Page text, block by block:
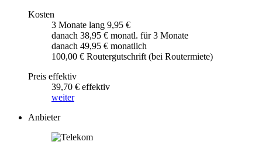
Kosten
3 Monate lang 9,95 €
danach 38,95 € monatl. für 3 Monate
danach 49,95 € monatlich
100,00 € Routergutschrift (bei Routermiete)
Preis effektiv
39,70 € effektiv
weiter
Anbieter